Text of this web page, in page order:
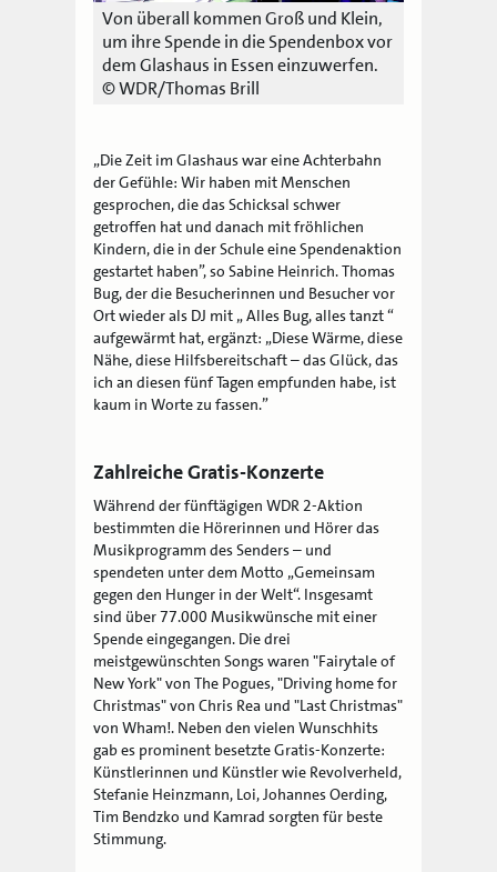
Von überall kommen Groß und Klein,
um ihre Spende in die Spendenbox vor
dem Glashaus in Essen einzuwerfen.
© WDR/Thomas Brill
„Die Zeit im Glashaus war eine Achterbahn
der Gefühle: Wir haben mit Menschen
gesprochen, die das Schicksal schwer
getroffen hat und danach mit fröhlichen
Kindern, die in der Schule eine Spendenaktion
gestartet haben”, so Sabine Heinrich. Thomas
Bug, der die Besucherinnen und Besucher vor
Ort wieder als DJ mit „ Alles Bug, alles tanzt “
aufgewärmt hat, ergänzt: „Diese Wärme, diese
Nähe, diese Hilfsbereitschaft – das Glück, das
ich an diesen fünf Tagen empfunden habe, ist
kaum in Worte zu fassen.”
Zahlreiche Gratis-Konzerte
Während der fünftägigen WDR 2-Aktion
bestimmten die Hörerinnen und Hörer das
Musikprogramm des Senders – und
spendeten unter dem Motto „Gemeinsam
gegen den Hunger in der Welt“. Insgesamt
sind über 77.000 Musikwünsche mit einer
Spende eingegangen. Die drei
meistgewünschten Songs waren "Fairytale of
New York" von The Pogues, "Driving home for
Christmas" von Chris Rea und "Last Christmas"
von Wham!. Neben den vielen Wunschhits
gab es prominent besetzte Gratis-Konzerte:
Künstlerinnen und Künstler wie Revolverheld,
Stefanie Heinzmann, Loi, Johannes Oerding,
Tim Bendzko und Kamrad sorgten für beste
Stimmung.